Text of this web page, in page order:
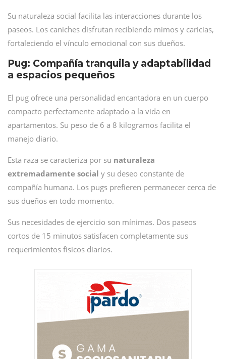
Su naturaleza social facilita las interacciones durante los
paseos. Los caniches disfrutan recibiendo mimos y caricias,
fortaleciendo el vínculo emocional con sus dueños.
Pug: Compañía tranquila y adaptabilidad
a espacios pequeños
El pug ofrece una personalidad encantadora en un cuerpo
compacto perfectamente adaptado a la vida en
apartamentos. Su peso de 6 a 8 kilogramos facilita el
manejo diario.
Esta raza se caracteriza por su naturaleza
extremadamente social y su deseo constante de
compañía humana. Los pugs prefieren permanecer cerca de
sus dueños en todo momento.
Sus necesidades de ejercicio son mínimas. Dos paseos
cortos de 15 minutos satisfacen completamente sus
requerimientos físicos diarios.